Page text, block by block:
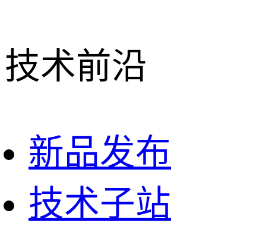
技术前沿
新品发布
技术子站